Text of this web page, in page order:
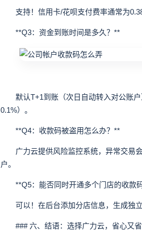
支持！信用卡/花呗支付费率通常为
**Q3：资金到账时间是多久？**
默认T+1到账（次日自动转入对公账户
0.1%）。
**Q4：收款码被盗用怎么办？**
广力云提供风险监控系统，异常交易会
户。
**Q5：能否同时开通多个门店的收款
可以！在后台添加分店信息，生成独立
### 六、结语：选择广力云，省心又